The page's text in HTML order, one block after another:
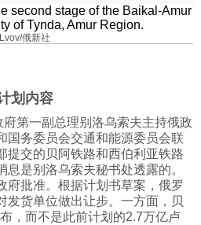
俄新社
划内容
第一副总理别洛乌索夫主持俄政
国务委员会交通和能源委员会联
提交的贝阿铁路和西伯利亚铁路
是别洛乌索夫秘书处透露的。
府批准。根据计划书草案，俄罗
发货单位做出让步。一方面，贝
，而不是此前计划的2.7万亿卢